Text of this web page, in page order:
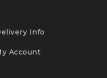
Info
Account